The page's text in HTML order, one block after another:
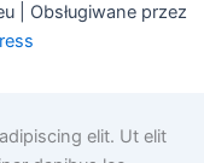
| Obsługiwane przez
elit. Ut elit